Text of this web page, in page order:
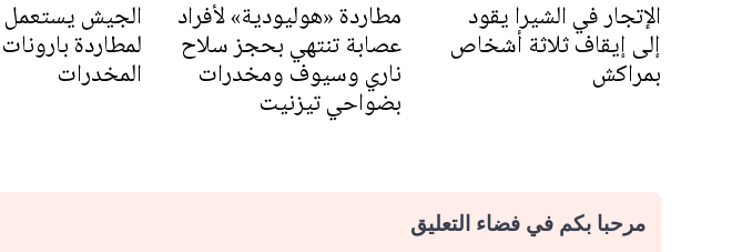
الإتجار في الشيرا يقود
إلى إيقاف ثلاثة أشخاص
بمراكش
مطاردة «هوليودية» لأفراد
عصابة تنتهي بحجز سلاح
ناري وسيوف ومخدرات
بضواحي تيزنيت
الجيش يستعمل
لمطاردة بارونات
المخدرات
مرحبا بكم في فضاء التعليق